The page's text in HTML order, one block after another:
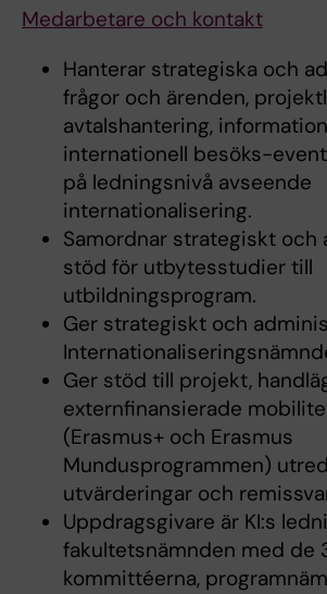
Medarbetare och kontakt
Hanterar strategiska och
frågor och ärenden,
avtalshantering,
internationell besöks-
på ledningsnivå avseende
internationalisering.
Samordnar strategiskt
stöd för utbytesstudier till
utbildningsprogram.
Ger strategiskt och
Ger stöd till projekt,
externfinansierade
(Erasmus+ och Erasmus
Mundusprogrammen)
utvärderingar och
Uppdragsgivare är KI:s
fakultetsnämnden med de
kommittéerna,